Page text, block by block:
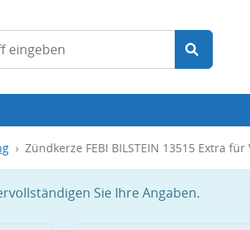
Zündkerze FEBI BILSTEIN 13515 Extra für
Sie Ihre Angaben.